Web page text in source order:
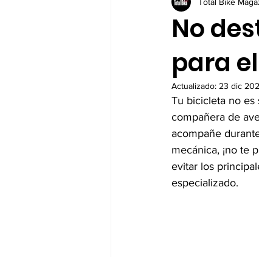
No
para
Actualizado: 23 dic
Tu bicicleta no es
compañera de
acompañe
mecánica, ¡no te
evitar los
especializado.